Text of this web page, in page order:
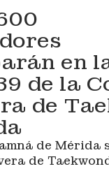
en
de la
de
de Mérida
de